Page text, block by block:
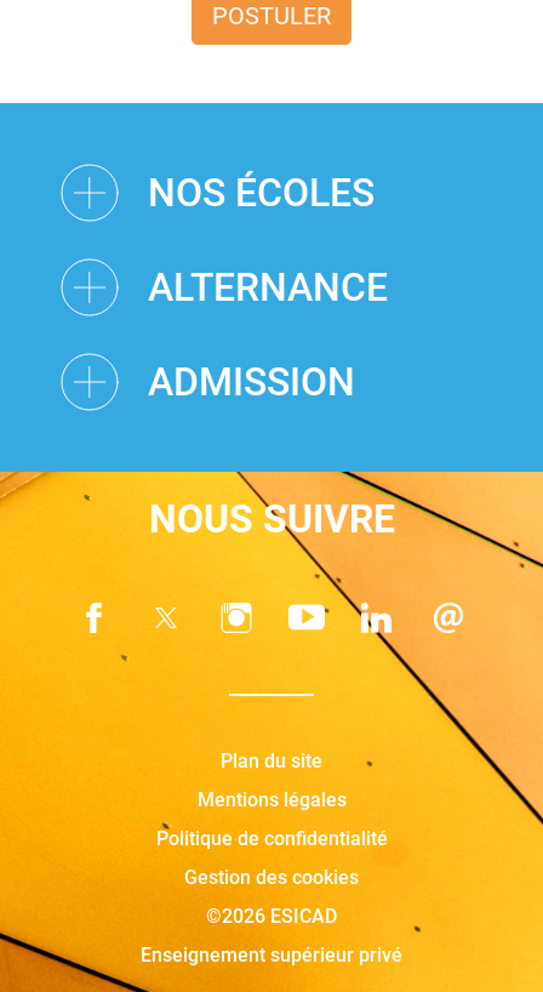
POSTULER
NOS ÉCOLES
ALTERNANCE
ADMISSION
NOUS SUIVRE
Plan du site
Mentions légales
Politique de confidentialité
Gestion des cookies
©2026 ESICAD
Enseignement supérieur privé